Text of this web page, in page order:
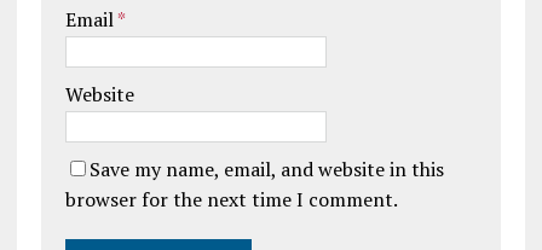
Email*
Website
Save my name, email, and website in this
browser for the next time I comment.